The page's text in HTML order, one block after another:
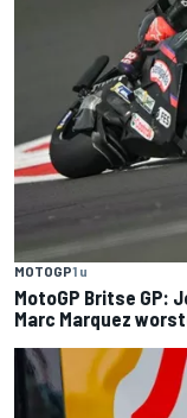
MOTOGP1 u
MotoGP Britse GP:
Marc Marquez